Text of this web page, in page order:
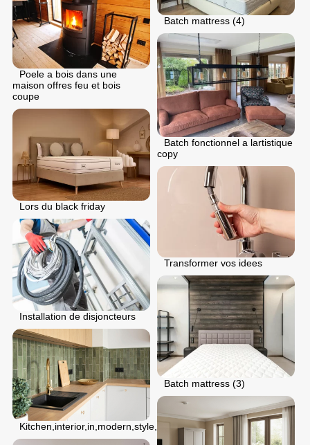
Batch mattress (4)
Poele a bois dans une
maison offres feu et bois
coupe
Batch fonctionnel a lartistique
copy
Lors du black friday
Transformer vos idees
Installation de disjoncteurs
Batch mattress (3)
Kitchen,interior,in,modern,style,with,kitchen,sink,with,tap,